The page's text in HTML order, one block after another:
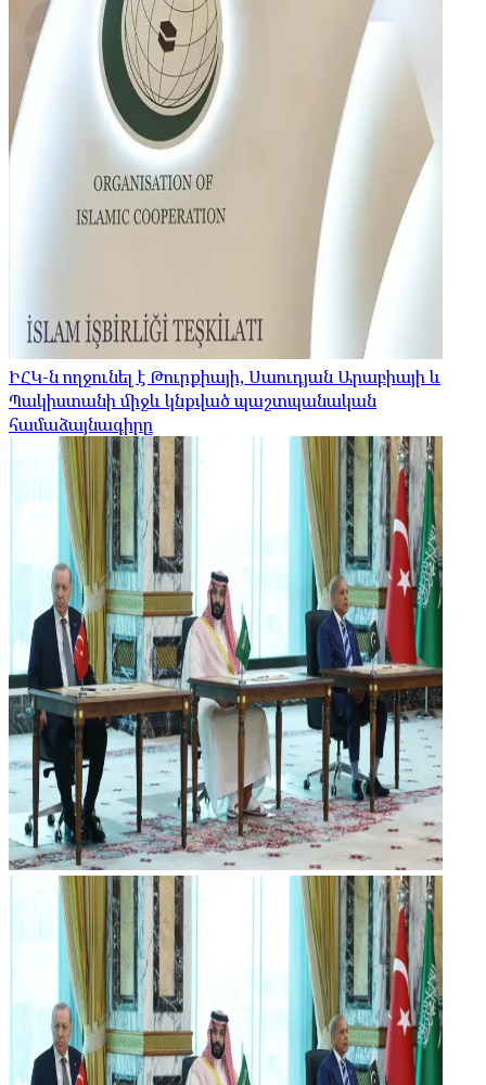
ԻՀԿ-ն ողջունել է Թուրքիայի, Սաուդյան Արաբիայի և
Պակիստանի միջև կնքված պաշտպանական
համաձայնագիրը